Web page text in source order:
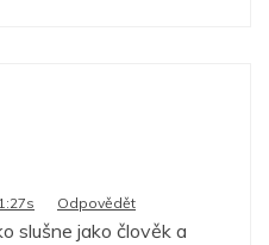
Odpovědět
slušne jako člověk a